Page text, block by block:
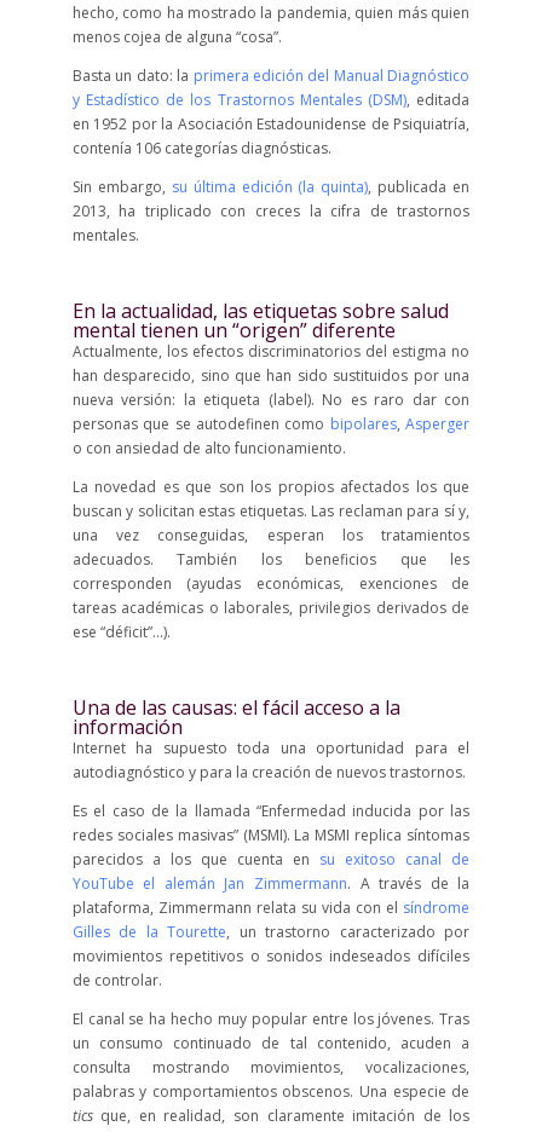
hecho, como ha mostrado la pandemia, quien más quien
menos cojea de alguna “cosa”.
Basta un dato: la primera edición del Manual Diagnóstico
y Estadístico de los Trastornos Mentales (DSM), editada
en 1952 por la Asociación Estadounidense de Psiquiatría,
contenía 106 categorías diagnósticas.
Sin embargo, su última edición (la quinta), publicada en
2013, ha triplicado con creces la cifra de trastornos
mentales.
En la actualidad, las etiquetas sobre salud
mental tienen un “origen” diferente
Actualmente, los efectos discriminatorios del estigma no
han desparecido, sino que han sido sustituidos por una
nueva versión: la etiqueta (label). No es raro dar con
personas que se autodefinen como bipolares,Asperger
o con ansiedad de alto funcionamiento.
La novedad es que son los propios afectados los que
buscan y solicitan estas etiquetas. Las reclaman para sí y,
una vez conseguidas, esperan los tratamientos
adecuados. También los beneficios que les
corresponden (ayudas económicas, exenciones de
tareas académicas o laborales, privilegios derivados de
ese “déficit”…).
Una de las causas: el fácil acceso a la
información
Internet ha supuesto toda una oportunidad para el
autodiagnóstico y para la creación de nuevos trastornos.
Es el caso de la llamada “Enfermedad inducida por las
redes sociales masivas” (MSMI). La MSMI replica síntomas
parecidos a los que cuenta en su exitoso canal de
YouTube el alemán Jan Zimmermann. A través de la
plataforma, Zimmermann relata su vida con el síndrome
Gilles de la Tourette, un trastorno caracterizado por
movimientos repetitivos o sonidos indeseados difíciles
de controlar.
El canal se ha hecho muy popular entre los jóvenes. Tras
un consumo continuado de tal contenido, acuden a
consulta mostrando movimientos, vocalizaciones,
palabras y comportamientos obscenos. Una especie de
ticsque, en realidad, son claramente imitación de los